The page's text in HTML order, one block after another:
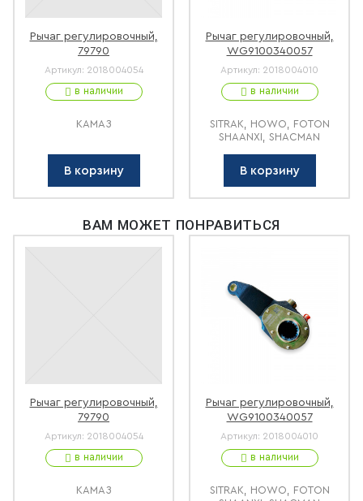
Рычаг регулировочный,
79790
Артикул: 2018004054
в наличии
КАМАЗ
В корзину
Рычаг регулировочный,
WG9100340057
Артикул: 2018004010
в наличии
SITRAK, HOWO, FOTON
SHAANXI, SHACMAN
В корзину
ВАМ МОЖЕТ ПОНРАВИТЬСЯ
Рычаг регулировочный,
79790
Артикул: 2018004054
в наличии
КАМАЗ
Рычаг регулировочный,
WG9100340057
Артикул: 2018004010
в наличии
SITRAK, HOWO, FOTON